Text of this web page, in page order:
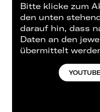
Bitte klicke zum
den unten
darauf hin, dass
Daten an den
übermittelt